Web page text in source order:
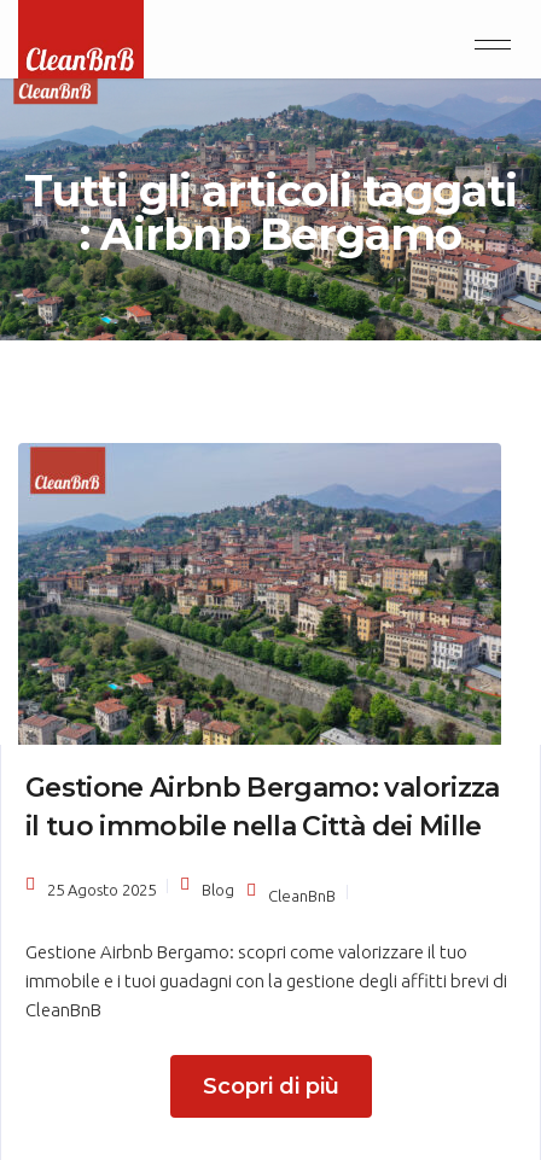
Tutti gli articoli taggati
: Airbnb Bergamo
Gestione Airbnb Bergamo: valorizza
il tuo immobile nella Città dei Mille
25 Agosto 2025 Blog CleanBnB
Gestione Airbnb Bergamo: scopri come valorizzare il tuo
immobile e i tuoi guadagni con la gestione degli affitti brevi di
CleanBnB
Scopri di più